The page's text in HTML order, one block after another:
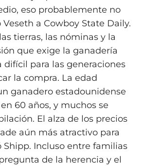
eso probablemente no
a Cowboy State Daily.
tierras, las nóminas y la
que exige la ganadería
difícil para las generaciones
la compra. La edad
ganadero estadounidense
60 años, y muchos se
El alza de los precios
aún más atractivo para
Shipp. Incluso entre familias
de la herencia y el